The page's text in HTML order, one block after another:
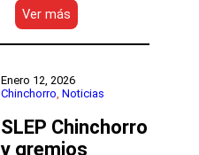
Ver más
Colegio
de
y
SLEPCH
plan
Enero 12, 2026
Chinchorro Noticias
SLEP Chinchorro
y gremios